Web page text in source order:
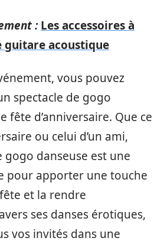
: Les accessoires à
guitare acoustique
vous pouvez
spectacle de gogo
fête d’anniversaire. Que ce
ou celui d’un ami,
danseuse est une
pour apporter une touche
et la rendre
ses danses érotiques,
vos invités dans une